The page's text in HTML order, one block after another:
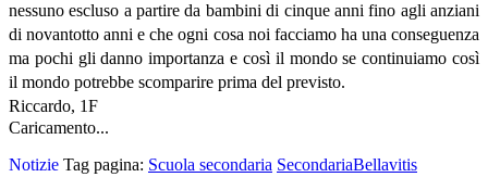
nessuno escluso a partire da bambini di cinque anni fino agli anziani
di novantotto anni e che ogni cosa noi facciamo ha una conseguenza
ma pochi gli danno importanza e così il mondo se continuiamo così
il mondo potrebbe scomparire prima del previsto.
Riccardo, 1F
Caricamento...
Notizie Tag pagina: Scuola secondaria SecondariaBellavitis